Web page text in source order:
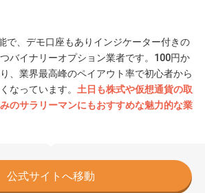
で、デモ口座もありインジケーター付きの
バイナリーオプション業者です。100円か
、業界最高峰のペイアウト率で初心者から
なっています。 土日も株式や仮想通貨の取
のサラリーマンにもおすすめな魅力的な業
公式サイトへ移動